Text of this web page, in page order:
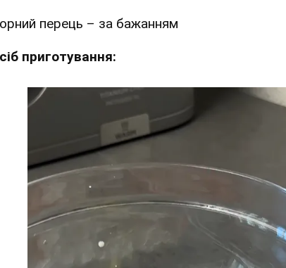
перець – за бажанням
приготування: